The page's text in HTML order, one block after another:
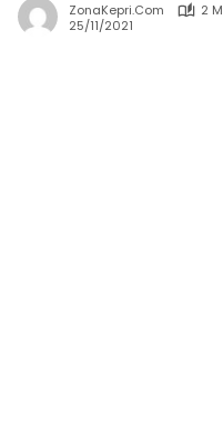
ZonaKepri.com
2
25/11/2021